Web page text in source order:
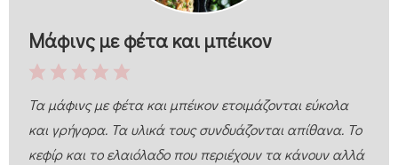
Μάφινς με φέτα και μπέικον
Τα μάφινς με φέτα και μπέικον ετοιμάζονται εύκολα
και γρήγορα. Τα υλικά τους συνδυάζονται απίθανα. Το
κεφίρ και το ελαιόλαδο που περιέχουν τα κάνουν αλλά